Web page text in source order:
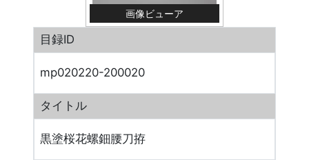
画像ビューア
目録ID
mp020220-200020
タイトル
黒塗桜花螺鈿腰刀拵